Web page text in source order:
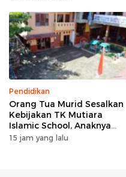
Pendidikan
Orang Tua Murid Sesalkan
Kebijakan TK Mutiara
Islamic School, Anaknya
Dikeluarkan Usai Insiden
15 jam yang lalu